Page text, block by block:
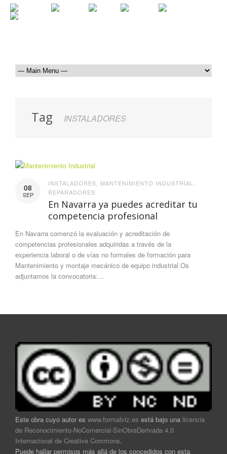
Tag INSTALADORES
08
SEP
INSTALADORES MANTENIMIENTO INDUSTRIAL
REPARADORES
En Navarra ya puedes acreditar tu
competencia profesional
En Navarra comenzó la evaluación y acreditación de
competencias profesionales adquiridas a través de la
experiencia laboral o de vías no formales de formación para
Mantenimiento y montaje mecánico de equipo industrial Os
adjuntamos la convocatoria:...
Este obra cuyo autor es www.formalviz.es está bajo una licencia
de Reconocimiento-NoComercial-SinObraDerivada 4.0
Internacional de Creative Commons.
Puede hallar permisos más allá de los concedidos con esta